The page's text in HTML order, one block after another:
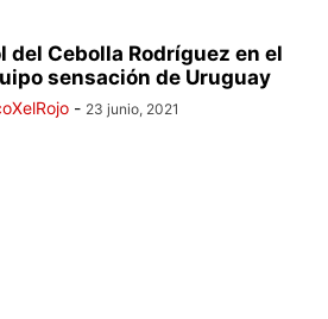
del Cebolla Rodríguez en el
sensación de Uruguay
- 23 junio, 2021